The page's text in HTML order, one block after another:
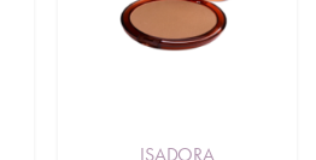
ISADORA